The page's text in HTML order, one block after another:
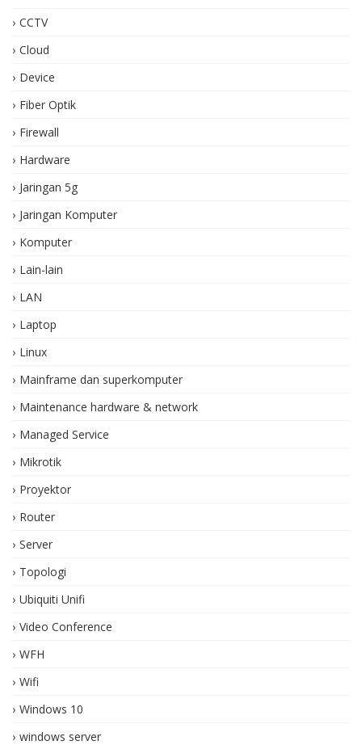
CCTV
Cloud
Device
Fiber Optik
Firewall
Hardware
Jaringan 5g
Jaringan Komputer
Komputer
Lain-lain
LAN
Laptop
Linux
Mainframe dan superkomputer
Maintenance hardware & network
Managed Service
Mikrotik
Proyektor
Router
Server
Topologi
Ubiquiti Unifi
Video Conference
WFH
Wifi
Windows 10
windows server